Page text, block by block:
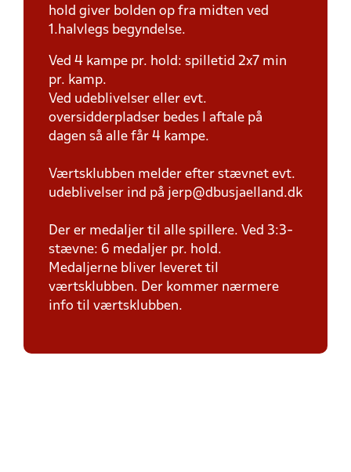
hold giver bolden op fra midten ved
1.halvlegs begyndelse.
Ved 4 kampe pr. hold: spilletid 2x7 min
pr. kamp.
Ved udeblivelser eller evt.
oversidderpladser bedes I aftale på
dagen så alle får 4 kampe.
Værtsklubben melder efter stævnet evt.
udeblivelser ind på jerp@dbusjaelland.dk
Der er medaljer til alle spillere. Ved 3:3-
stævne: 6 medaljer pr. hold.
Medaljerne bliver leveret til
værtsklubben. Der kommer nærmere
info til værtsklubben.